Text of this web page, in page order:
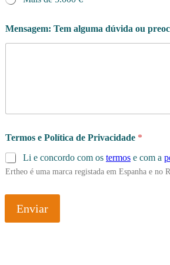
Mensagem: Tem alguma dúvida ou
Termos e Política de Privacidade *
Li e concordo com os termos e com a
Ertheo é uma marca registada em Espanha e
Enviar